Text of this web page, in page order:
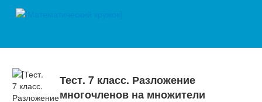
Тест. 7 класс. Разложение
многочленов на множители